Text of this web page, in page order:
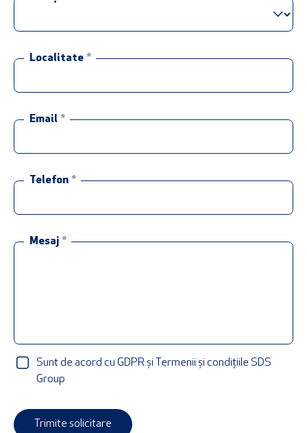
Localitate *
Email *
Telefon *
Mesaj *
Sunt de acord cu GDPR și Termenii și condițiile SDS
Group
Trimite solicitare